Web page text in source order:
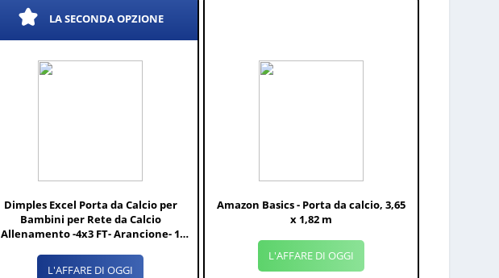
LA SECONDA OPZIONE
Dimples Excel Porta da Calcio per
Bambini per Rete da Calcio
Allenamento -4x3 FT- Arancione- 1
L'AFFARE DI OGGI
Amazon Basics - Porta da calcio, 3,65
x 1,82 m
L'AFFARE DI OGGI